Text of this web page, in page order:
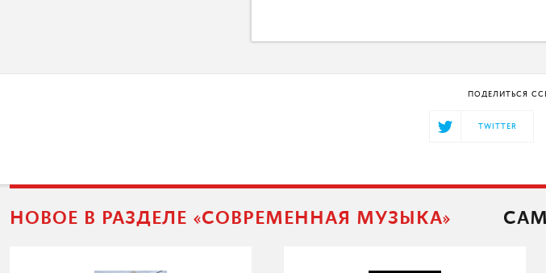
ПОДЕЛИТЬСЯ
TWITTER
НОВОЕ В РАЗДЕЛЕ «СОВРЕМЕННАЯ МУЗЫКА»